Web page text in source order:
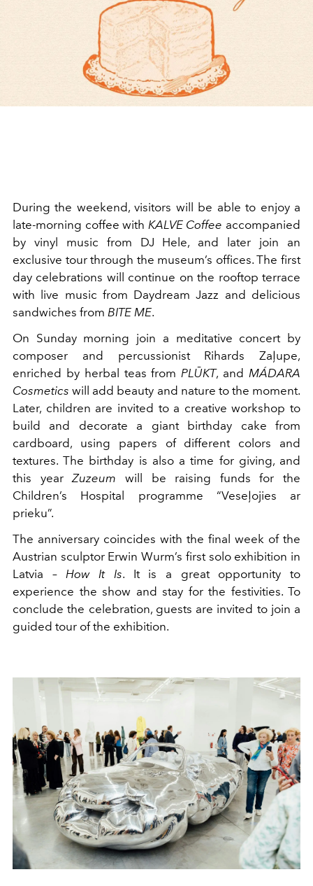
During the weekend, visitors will be able to enjoy a
late-morning coffee with KALVE Coffee accompanied
by vinyl music from DJ Hele, and later join an
exclusive tour through the museum’s offices. The first
day celebrations will continue on the rooftop terrace
with live music from Daydream Jazz and delicious
sandwiches from BITE ME.
On Sunday morning join a meditative concert by
composer and percussionist Rihards Zaļupe,
enriched by herbal teas from PLŪKT, and MÁDARA
Cosmetics will add beauty and nature to the moment.
Later, children are invited to a creative workshop to
build and decorate a giant birthday cake from
cardboard, using papers of different colors and
textures. The birthday is also a time for giving, and
this yearZuzeum will be raising funds for the
Children’s Hospital programme “Veseļojies ar
prieku”.
The anniversary coincides with the final week of the
Austrian sculptor Erwin Wurm’s first solo exhibition in
Latvia – How It Is. It is a great opportunity to
experience the show and stay for the festivities. To
conclude the celebration, guests are invited to join a
guided tour of the exhibition.